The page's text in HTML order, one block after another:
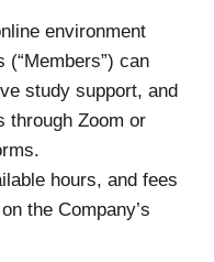
environment
(“Members”) can
study support, and
through Zoom or
hours, and fees
the Company’s